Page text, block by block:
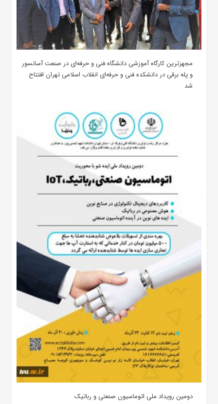
مجهزترین کارگاه آموزشی دانشگاه فنی و حرفه‌ای در صنعت آسانسور
و پله برقی در دانشکده فنی و حرفه‌ای انقلاب اسلامی تهران افتتاح
شد
دومین رویداد ملی اتوماسیون صنعتی و رباتیک